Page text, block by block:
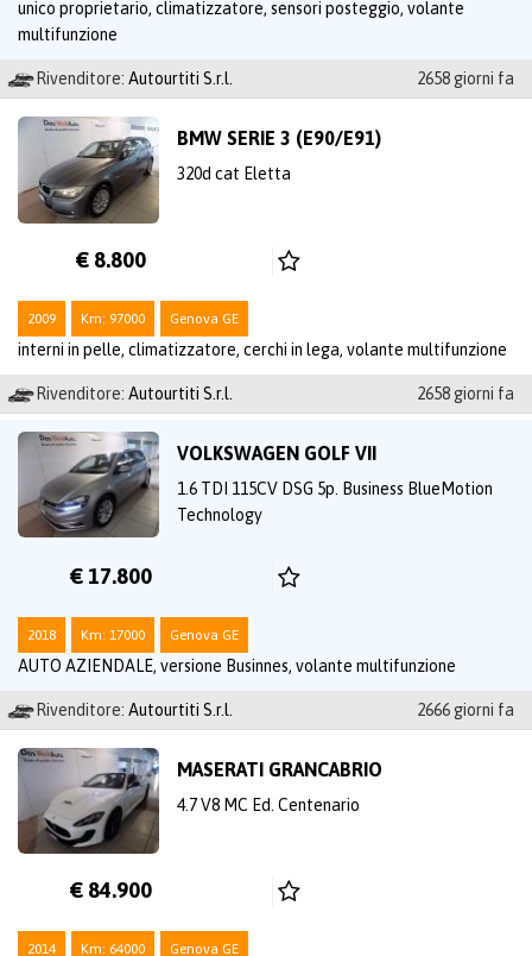
unico proprietario, climatizzatore, sensori posteggio, volante
multifunzione
Rivenditore: Autourtiti S.r.l. 2658 giorni fa
BMW SERIE 3 (E90/E91)
320d cat Eletta
€ 8.800
2009 Km: 97000 Genova GE
interni in pelle, climatizzatore, cerchi in lega, volante multifunzione
Rivenditore: Autourtiti S.r.l. 2658 giorni fa
VOLKSWAGEN GOLF VII
1.6 TDI 115CV DSG 5p. Business BlueMotion
Technology
€ 17.800
2018 Km: 17000 Genova GE
AUTO AZIENDALE, versione Businnes, volante multifunzione
Rivenditore: Autourtiti S.r.l. 2666 giorni fa
MASERATI GRANCABRIO
4.7 V8 MC Ed. Centenario
€ 84.900
2014 Km: 64000 Genova GE